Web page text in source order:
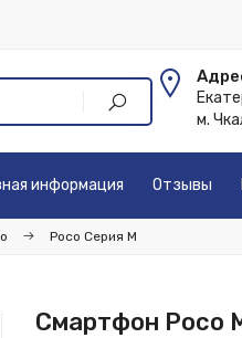
м.
информация Отзывы
Poco Серия М
Смартфон Poco